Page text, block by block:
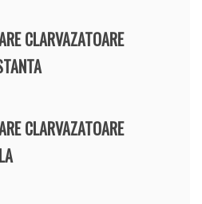
CLARVAZATOARE
CLARVAZATOARE